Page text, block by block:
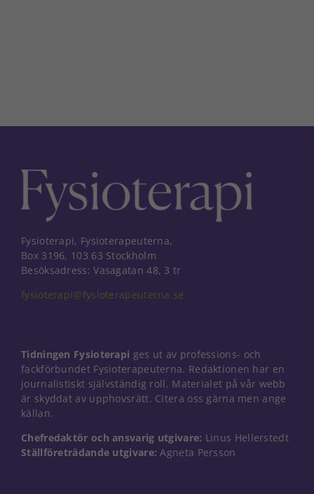
Fysioterapi, Fysioterapeuterna,
Box 3196, 103 63 Stockholm
Besöksadress: Vasagatan 48, 3 tr
fysioterapi@fysioterapeuterna.se
Tidningen Fysioterapi ges ut av professions- och
fackförbundet Fysioterapeuterna. Redaktionen har en
journalistiskt självständig roll. Materialet på vår webb
är skyddat av upphovsrätt. Citera oss gärna men ange
källan.
Chefredaktör och ansvarig utgivare: Linus Hellerstedt
Ställföreträdande utgivare: Agneta Persson
Nödvändiga
Dessa kakor